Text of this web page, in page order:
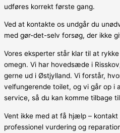
udføres korrekt første gang.
Ved at kontakte os undgår du
med gør-det-selv forsøg, der ikke
Vores eksperter står klar til at
omegn. Vi har hovedsæde i
gerne ud i Østjylland. Vi forstår,
velfungerende toilet, og vi går op i
service, så du kan komme tilbage
Vent ikke med at få hjælp –
professionel vurdering og